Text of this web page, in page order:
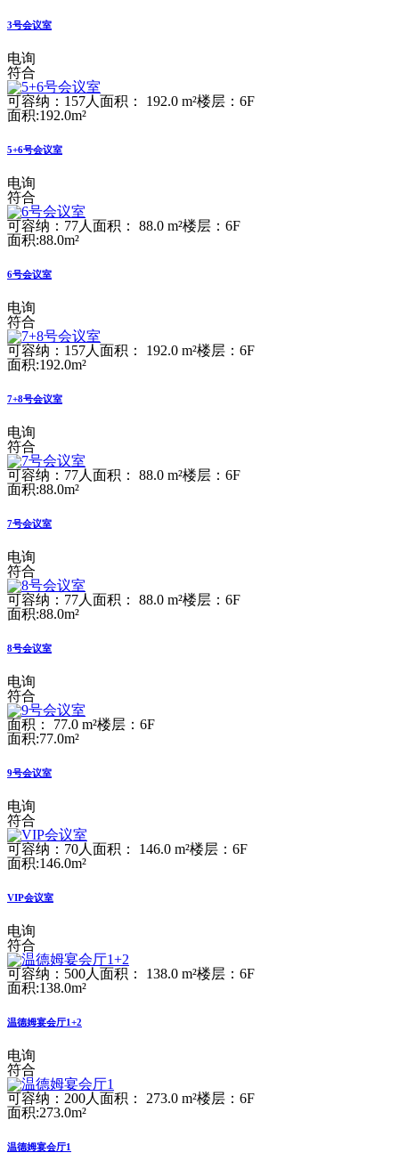
3号会议室
电询
符合
可容纳：157人面积： 192.0 m²楼层：6F
面积:192.0m²
5+6号会议室
电询
符合
可容纳：77人 面积： 88.0 m²楼层：6F
面积:88.0m²
6号会议室
电询
符合
可容纳：157人 面积： 192.0 m²楼层：6F
面积:192.0m²
7+8号会议室
电询
符合
可容纳：77人 面积： 88.0 m²楼层：6F
面积:88.0m²
7号会议室
电询
符合
可容纳：77人 面积： 88.0 m²楼层：6F
面积:88.0m²
8号会议室
电询
符合
面积： 77.0 m²楼层：6F
面积:77.0m²
9号会议室
电询
符合
可容纳：70人 面积： 146.0 m²楼层：6F
面积:146.0m²
VIP会议室
电询
符合
可容纳：500人 面积： 138.0 m²楼层：6F
面积:138.0m²
温德姆宴会厅1+2
电询
符合
可容纳：200人 面积： 273.0 m²楼层：6F
面积:273.0m²
温德姆宴会厅1